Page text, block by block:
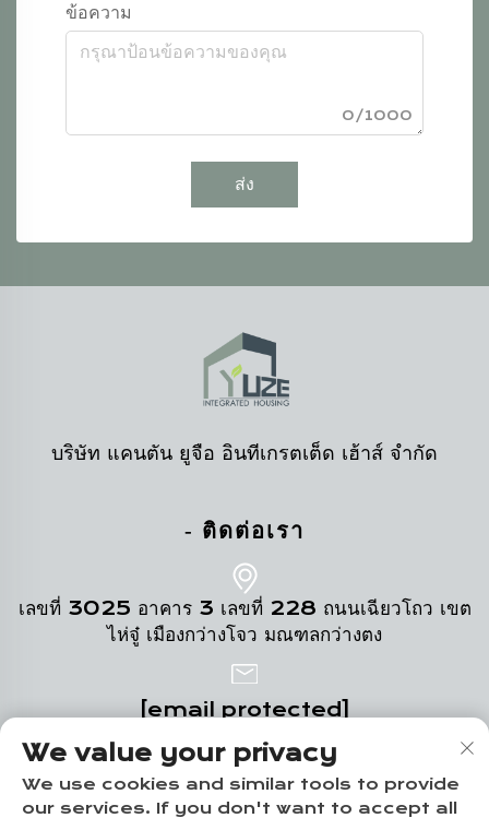
ข้อความ
0/1000
ส่ง
บริษัท แคนตัน ยูจือ อินทีเกรตเต็ด เฮ้าส์ จำกัด
- ติดต่อเรา
เลขที่ 3025 อาคาร 3 เลขที่ 228 ถนนเฉียวโถว เขต
ไห่จู๋ เมืองกว่างโจว มณฑลกว่างตง
[email protected]
+86-19124331532
We value your privacy
We use cookies and similar tools to provide
our services. If you don't want to accept all